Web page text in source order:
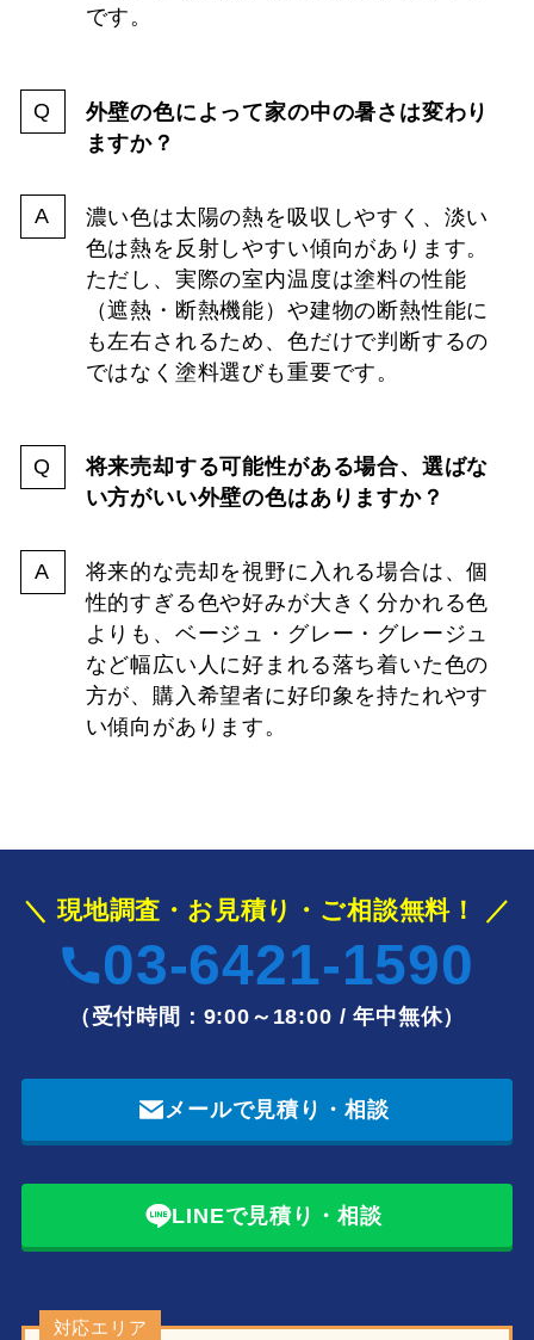
です。
外壁の色によって家の中の暑さは変わり
ますか？
濃い色は太陽の熱を吸収しやすく、淡い
色は熱を反射しやすい傾向があります。
ただし、実際の室内温度は塗料の性能
（遮熱・断熱機能）や建物の断熱性能に
も左右されるため、色だけで判断するの
ではなく塗料選びも重要です。
将来売却する可能性がある場合、選ばな
い方がいい外壁の色はありますか？
将来的な売却を視野に入れる場合は、個
性的すぎる色や好みが大きく分かれる色
よりも、ベージュ・グレー・グレージュ
など幅広い人に好まれる落ち着いた色の
方が、購入希望者に好印象を持たれやす
い傾向があります。
＼ 現地調査・お見積り・ご相談無料！ ／
03-6421-1590
（受付時間：9:00～18:00 / 年中無休）
メールで見積り・相談
LINEで見積り・相談
対応エリア